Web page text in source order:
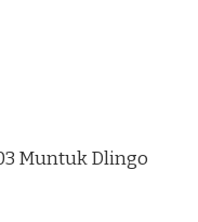
Muntuk Dlingo